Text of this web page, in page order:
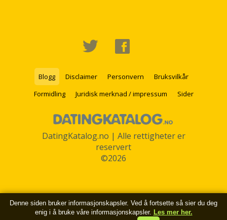
Denne siden bruker informasjonskapsler. Ved å fortsette så sier du deg
enig i å bruke våre informasjonskapsler. Les mer her.
Blogg Disclaimer Personvern
Bruksvilkår
Formidling
Juridisk merknad / impressum Sider
DatingKatalog.no | Alle rettigheter er
reservert
©2026